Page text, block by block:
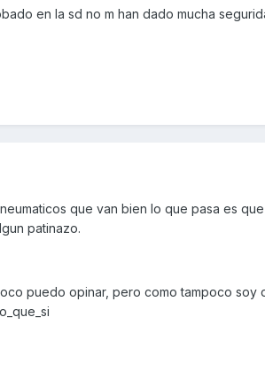
en la sd no m han dado mucha
que van bien lo que pasa es
patinazo.
puedo opinar, pero como tampoco soy